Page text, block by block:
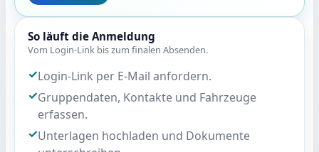
So läuft die Anmeldung
Vom Login-Link bis zum finalen Absenden.
Login-Link per E-Mail anfordern.
Gruppendaten, Kontakte und Fahrzeuge
erfassen.
Unterlagen hochladen und Dokumente